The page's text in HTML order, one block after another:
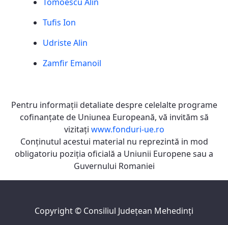
Tomoescu Alin
Tufis Ion
Udriste Alin
Zamfir Emanoil
Pentru informaţii detaliate despre celelalte programe
cofinanţate de Uniunea Europeană, vă invităm să
vizitaţi www.fonduri-ue.ro
Conţinutul acestui material nu reprezintă in mod
obligatoriu poziţia oficială a Uniunii Europene sau a
Guvernului Romaniei
Copyright © Consiliul Judeţean Mehedinţi